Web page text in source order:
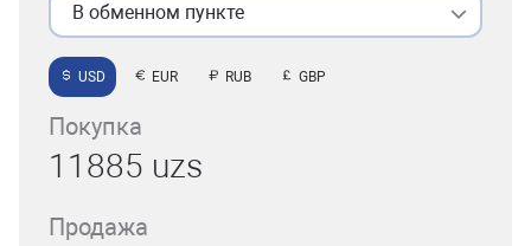
В обменном пункте
USD EUR RUB GBP
Покупка
11885 uzs
Продажа